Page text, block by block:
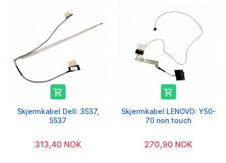

Skjermkabel Dell: 3537,
5537
313,40 NOK

Skjermkabel LENOVO: Y50-
70 non touch
270,90 NOK